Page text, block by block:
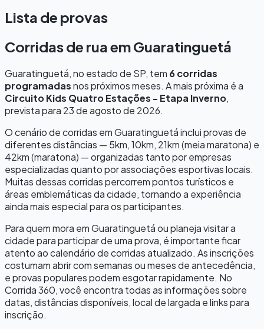
Lista de provas
Corridas de rua emGuaratinguetá
Guaratinguetá, no estado de SP, tem 6corridas
programadasnos próximos meses. A mais próxima é a
Circuito Kids Quatro Estações - Etapa Inverno,
prevista para 23 de agosto de 2026.
O cenário de corridas emGuaratinguetáinclui provas de
diferentes distâncias — 5km, 10km, 21km (meia maratona) e
42km (maratona) — organizadas tanto por empresas
especializadas quanto por associações esportivas locais.
Muitas dessas corridas percorrem pontos turísticos e
áreas emblemáticas da cidade, tornando a experiência
ainda mais especial para os participantes.
Para quem mora emGuaratinguetáou planeja visitar a
cidade para participar de uma prova, é importante ficar
atento ao calendário de corridas atualizado. As inscrições
costumam abrir com semanas ou meses de antecedência,
e provas populares podem esgotar rapidamente. No
Corrida 360, você encontra todas as informações sobre
datas, distâncias disponíveis, local de largada e links para
inscrição.